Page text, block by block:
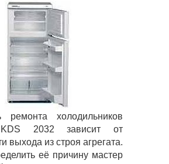
ремонта холодильников
2032 зависит от
выхода из строя агрегата.
её причину мастер